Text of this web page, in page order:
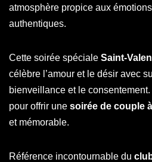
atmosphère propice aux
authentiques.
Cette soirée spéciale Saint-
célèbre l’amour et le désir avec
bienveillance et le
pour offrir une soirée de couple
et mémorable.
Référence incontournable du